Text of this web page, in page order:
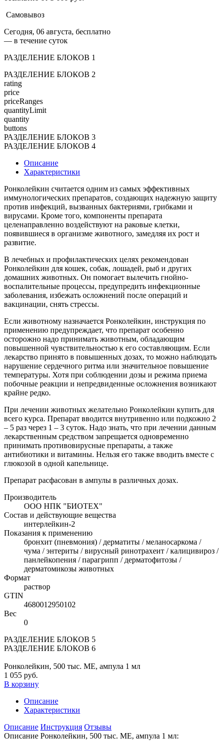
Самовывоз
Сегодня, 06 августа, бесплатно
— в течение суток
РАЗДЕЛЕНИЕ БЛОКОВ 1
РАЗДЕЛЕНИЕ БЛОКОВ 2
rating
price
priceRanges
quantityLimit
quantity
buttons
РАЗДЕЛЕНИЕ БЛОКОВ 3
РАЗДЕЛЕНИЕ БЛОКОВ 4
Описание
Характеристики
Ронколейкин считается одним из самых эффективных
иммунологических препаратов, создающих надежную защиту
против инфекций, вызванных бактериями, грибками и
вирусами. Кроме того, компоненты препарата
целенаправленно воздействуют на раковые клетки,
появившиеся в организме животного, замедляя их рост и
развитие.
В лечебных и профилактических целях рекомендован
Ронколейкин для кошек, собак, лошадей, рыб и других
домашних животных. Он помогает вылечить гнойно-
воспалительные процессы, предупредить инфекционные
заболевания, избежать осложнений после операций и
вакцинации, снять стрессы.
Если животному назначается Ронколейкин, инструкция по
применению предупреждает, что препарат особенно
осторожно надо принимать животным, обладающим
повышенной чувствительностью к его составляющим. Если
лекарство принято в повышенных дозах, то можно наблюдать
нарушение сердечного ритма или значительное повышение
температуры. Хотя при соблюдении дозы и режима приема
побочные реакции и непредвиденные осложнения возникают
крайне редко.
При лечении животных желательно Ронколейкин купить для
всего курса. Препарат вводится внутривенно или подкожно 2
– 5 раз через 1 – 3 суток. Надо знать, что при лечении данным
лекарственным средством запрещается одновременно
принимать противовирусные препараты, а также
антибиотики и витамины. Нельзя его также вводить вместе с
глюкозой в одной капельнице.
Препарат расфасован в ампулы в различных дозах.
Производитель
ООО НПК "БИОТЕХ"
Состав и действующие вещества
интерлейкин-2
Показания к применению
бронхит (пневмония) / дерматиты / меланосаркома /
чума / энтериты / вирусный ринотрахеит / калицивироз /
панлейкопения / парагрипп / дерматофитозы /
дерматомикозы животных
Формат
раствор
GTIN
4680012950102
Вес
0
РАЗДЕЛЕНИЕ БЛОКОВ 5
РАЗДЕЛЕНИЕ БЛОКОВ 6
Ронколейкин, 500 тыс. МЕ, ампула 1 мл
1 055 руб.
В корзину
Описание
Характеристики
Описание Инструкция Отзывы
Описание Ронколейкин, 500 тыс. МЕ, ампула 1 мл: